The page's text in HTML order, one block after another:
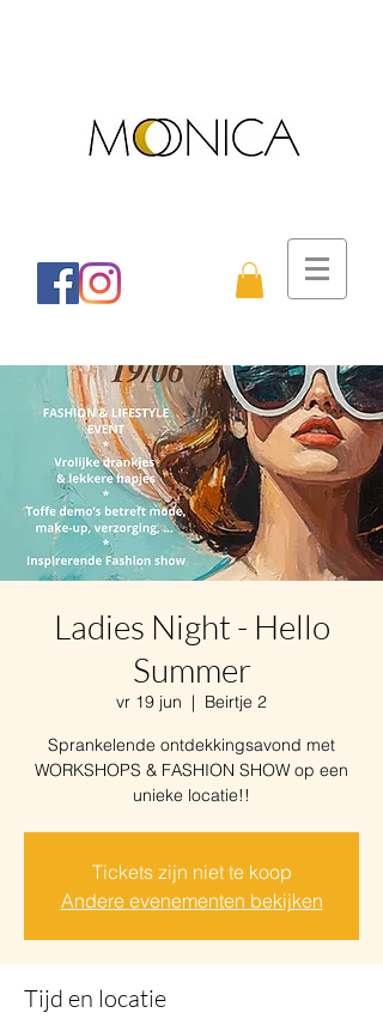
Ladies Night - Hello
Summer
vr 19 jun
  |
Beirtje 2
Sprankelende ontdekkingsavond met
WORKSHOPS & FASHION SHOW op een
unieke locatie!!
Tickets zijn niet te koop
Andere evenementen bekijken
Tijd en locatie